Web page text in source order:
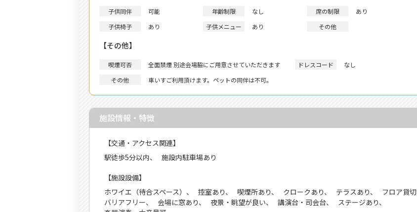
子供同伴 可能 年齢制限 なし 席の制限
あり
子供椅子
あり 子供メニュー あり その他
【その他】
喫煙可否 全面禁煙 別途会場脇にご用意させていただきます ドレスコード
なし
その他
車いすご利用頂けます。ペットの同伴は不可。
施設情報・特徴
【交通・アクセス関連】
駅徒歩5分以内
施設内駐車場あり
【施設設備】
ホワイエ（待合スペース）
控室あり 喫煙所あり クロークあり テラスあり
フロア貸切
バリアフリー
会場に窓あり 夜景・眺望が良い 講演台・司会台
ステージあり